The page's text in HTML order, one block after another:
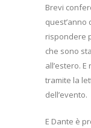
Brevi
rispondere
che sono
all’estero.
tramite la
dell’evento.
E Dante è